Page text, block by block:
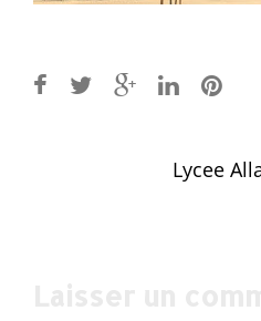
navigation
Lycee